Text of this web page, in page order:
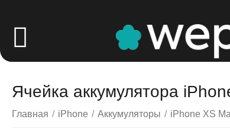
Ячейка аккумулятора
Главная / iPhone / Аккумуляторы / iPhone XS